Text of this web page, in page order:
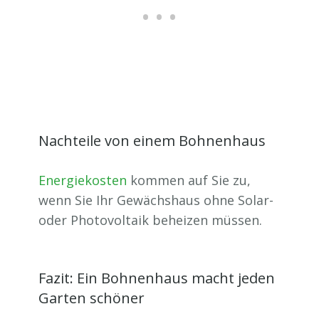
Nachteile von einem Bohnenhaus
Energiekosten kommen auf Sie zu,
wenn Sie Ihr Gewächshaus ohne Solar-
oder Photovoltaik beheizen müssen.
Fazit: Ein Bohnenhaus macht jeden
Garten schöner